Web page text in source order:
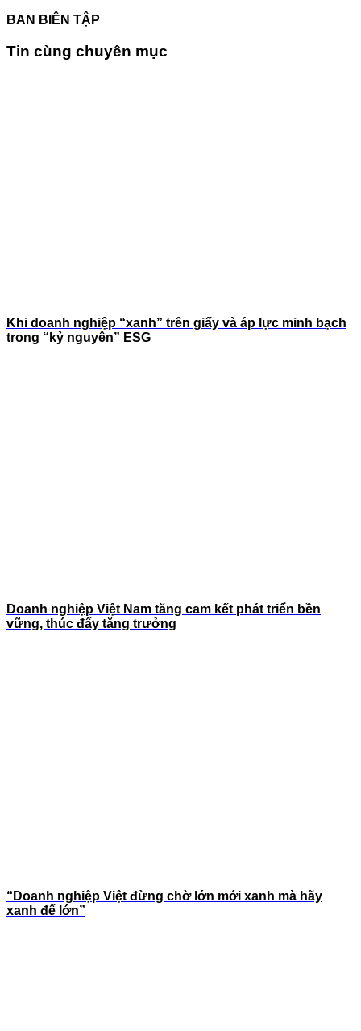
BAN BIÊN TẬP
Tin cùng chuyên mục
Khi doanh nghiệp “xanh” trên giấy và áp lực minh bạch
trong “kỷ nguyên” ESG
Doanh nghiệp Việt Nam tăng cam kết phát triển bền
vững, thúc đẩy tăng trưởng
“Doanh nghiệp Việt đừng chờ lớn mới xanh mà hãy
xanh để lớn”